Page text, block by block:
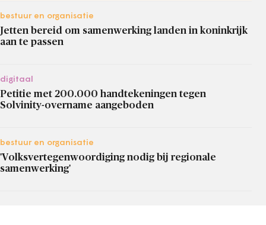
bestuur en organisatie
Jetten bereid om samenwerking landen in koninkrijk
aan te passen
digitaal
Petitie met 200.000 handtekeningen tegen
Solvinity-overname aangeboden
bestuur en organisatie
'Volksvertegenwoordiging nodig bij regionale
samenwerking'